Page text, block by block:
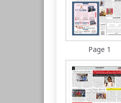
Page 1